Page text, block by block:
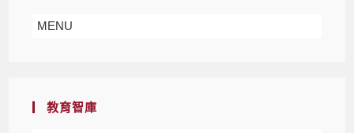
MENU
教育智庫